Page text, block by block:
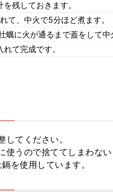
残しておきます。
て、中火で5分ほど煮ます。
蠣に火が通るまで蓋をして中
て完成です。
してください。
使うので捨ててしまわない
を使用しています。